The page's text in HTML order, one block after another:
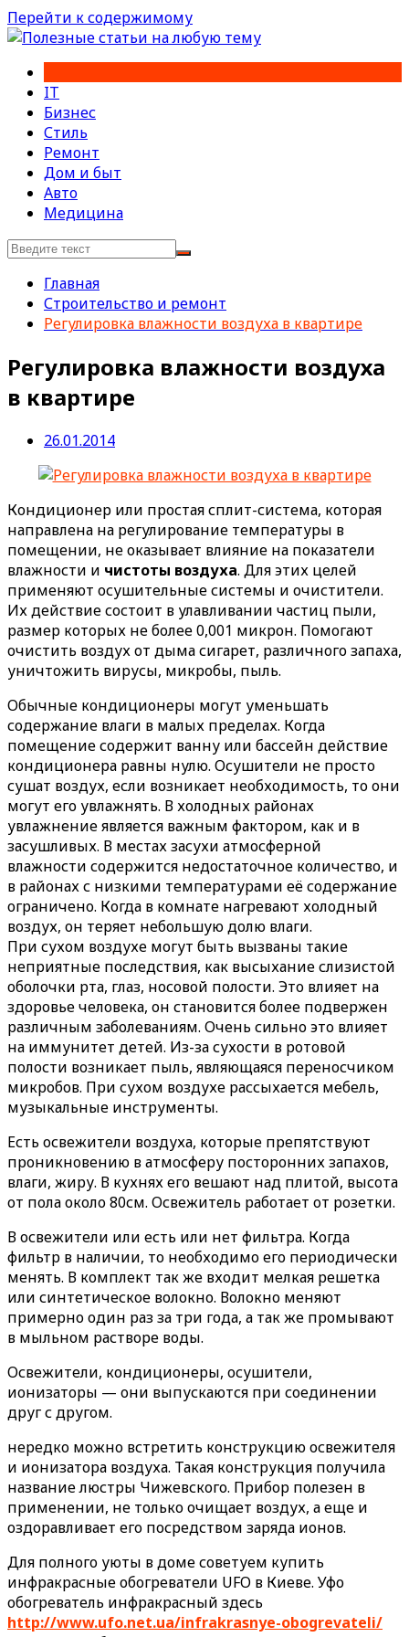
Перейти к содержимому
IT
Бизнес
Стиль
Ремонт
Дом и быт
Авто
Медицина
Главная
Строительство и ремонт
Регулировка влажности воздуха в квартире
Регулировка влажности воздуха
в квартире
26.01.2014
Кондиционер или простая сплит-система, которая
направлена на регулирование температуры в
помещении, не оказывает влияние на показатели
влажности и чистоты воздуха. Для этих целей
применяют осушительные системы и очистители.
Их действие состоит в улавливании частиц пыли,
размер которых не более 0,001 микрон. Помогают
очистить воздух от дыма сигарет, различного запаха,
уничтожить вирусы, микробы, пыль.
Обычные кондиционеры могут уменьшать
содержание влаги в малых пределах. Когда
помещение содержит ванну или бассейн действие
кондиционера равны нулю. Осушители не просто
сушат воздух, если возникает необходимость, то они
могут его увлажнять. В холодных районах
увлажнение является важным фактором, как и в
засушливых. В местах засухи атмосферной
влажности содержится недостаточное количество, и
в районах с низкими температурами её содержание
ограничено. Когда в комнате нагревают холодный
воздух, он теряет небольшую долю влаги.
При сухом воздухе могут быть вызваны такие
неприятные последствия, как высыхание слизистой
оболочки рта, глаз, носовой полости. Это влияет на
здоровье человека, он становится более подвержен
различным заболеваниям. Очень сильно это влияет
на иммунитет детей. Из-за сухости в ротовой
полости возникает пыль, являющаяся переносчиком
микробов. При сухом воздухе рассыхается мебель,
музыкальные инструменты.
Есть освежители воздуха, которые препятствуют
проникновению в атмосферу посторонних запахов,
влаги, жиру. В кухнях его вешают над плитой, высота
от пола около 80см. Освежитель работает от розетки.
В освежители или есть или нет фильтра. Когда
фильтр в наличии, то необходимо его периодически
менять. В комплект так же входит мелкая решетка
или синтетическое волокно. Волокно меняют
примерно один раз за три года, а так же промывают
в мыльном растворе воды.
Освежители, кондиционеры, осушители,
ионизаторы — они выпускаются при соединении
друг с другом.
нередко можно встретить конструкцию освежителя
и ионизатора воздуха. Такая конструкция получила
название люстры Чижевского. Прибор полезен в
применении, не только очищает воздух, а еще и
оздоравливает его посредством заряда ионов.
Для полного уюты в доме советуем купить
инфракрасные обогреватели UFO в Киеве. Уфо
обогреватель инфракрасный здесь
http://www.ufo.net.ua/infrakrasnye-obogrevateli/